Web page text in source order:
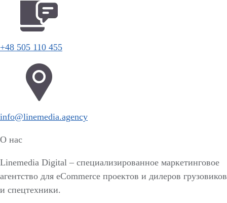
+48 505 110 455
info@linemedia.agency
О нас
Linemedia Digital – специализированное маркетинговое
агентство для eCommerce проектов и дилеров грузовиков
и спецтехники.